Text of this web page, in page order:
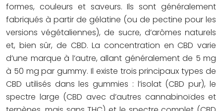
formes, couleurs et saveurs. Ils sont généralement
fabriqués à partir de gélatine (ou de pectine pour les
versions végétaliennes), de sucre, d’arômes naturels
et, bien sûr, de CBD. La concentration en CBD varie
d’une marque à l’autre, allant généralement de 5 mg
à 50 mg par gummy. Il existe trois principaux types de
CBD utilisés dans les gummies : l’isolat (CBD pur), le
spectre large (CBD avec d’autres cannabinoïdes et